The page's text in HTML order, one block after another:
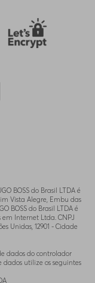
BOSS do Brasil LTDA é
Vista Alegre, Embu das
BOSS do Brasil LTDA é
em Internet Ltda. CNPJ
Unidas, 12901 - Cidade
dados do controlador
utilize os seguintes